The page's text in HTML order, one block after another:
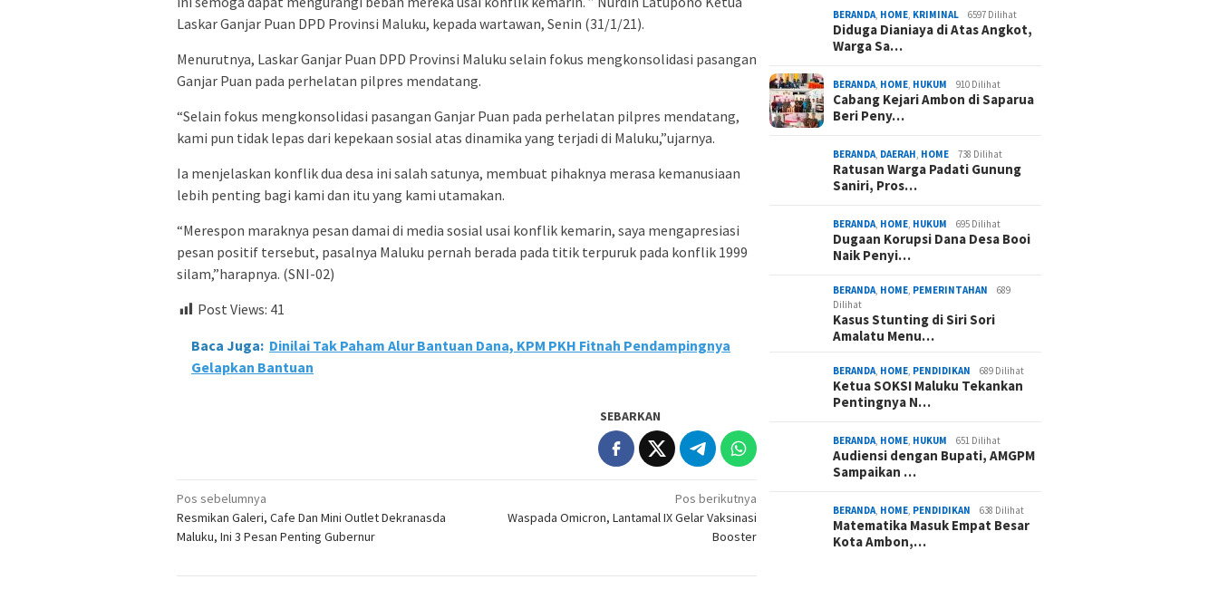
Laskar Ganjar Puan DPD Provinsi Maluku, kepada wartawan, Senin (31/1/21).
Menurutnya, Laskar Ganjar Puan DPD Provinsi Maluku selain fokus mengkonsolidasi pasangan
Ganjar Puan pada perhelatan pilpres mendatang.
“Selain fokus mengkonsolidasi pasangan Ganjar Puan pada perhelatan pilpres mendatang,
kami pun tidak lepas dari kepekaan sosial atas dinamika yang terjadi di Maluku,”ujarnya.
Ia menjelaskan konflik dua desa ini salah satunya, membuat pihaknya merasa kemanusiaan
lebih penting bagi kami dan itu yang kami utamakan.
“Merespon maraknya pesan damai di media sosial usai konflik kemarin, saya mengapresiasi
pesan positif tersebut, pasalnya Maluku pernah berada pada titik terpuruk pada konflik 1999
silam,”harapnya. (SNI-02)
Post Views: 41
Baca Juga: Dinilai Tak Paham Alur Bantuan Dana, KPM PKH Fitnah Pendampingnya
Gelapkan Bantuan
SEBARKAN
Navigasi
pos
Pos sebelumnya
Resmikan Galeri, Cafe Dan Mini Outlet Dekranasda
Maluku, Ini 3 Pesan Penting Gubernur
Pos berikutnya
Waspada Omicron, Lantamal IX Gelar Vaksinasi
Booster
BERANDA HOME KRIMINAL 6597 Dilihat
Diduga Dianiaya di Atas Angkot,
Warga Sa…
BERANDA HOME HUKUM 910 Dilihat
Cabang Kejari Ambon di Saparua
Beri Peny…
BERANDA DAERAH HOME 738 Dilihat
Ratusan Warga Padati Gunung
Saniri, Pros…
BERANDA HOME HUKUM 695 Dilihat
Dugaan Korupsi Dana Desa Booi
Naik Penyi…
BERANDA HOME PEMERINTAHAN
689
Dilihat
Kasus Stunting di Siri Sori
Amalatu Menu…
BERANDA HOME PENDIDIKAN 689 Dilihat
Ketua SOKSI Maluku Tekankan
Pentingnya N…
BERANDA HOME HUKUM 651 Dilihat
Audiensi dengan Bupati, AMGPM
Sampaikan …
BERANDA HOME PENDIDIKAN 638 Dilihat
Matematika Masuk Empat Besar
Kota Ambon,…